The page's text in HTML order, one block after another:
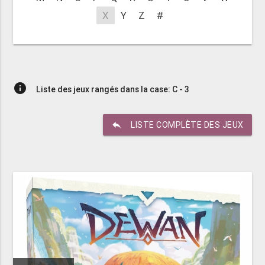
X
Y Z #
info Liste des jeux rangés dans la case: C - 3
reply LISTE COMPLÈTE DES JEUX